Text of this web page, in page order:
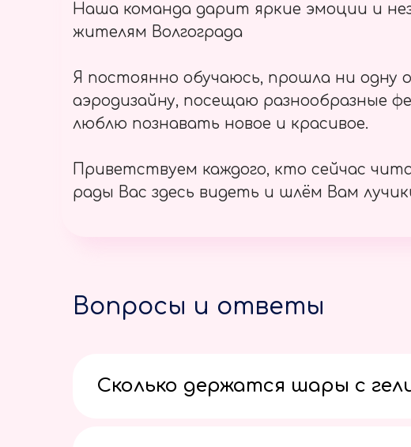
Наша команда дарит яркие эмоции и
жителям Волгограда
Я постоянно обучаюсь, прошла ни одну
аэродизайну, посещаю разнообразные
люблю познавать новое и красивое.
Приветствуем каждого, кто сейчас
рады Вас здесь видеть и шлём Вам
Вопросы и ответы
Сколько держатся шары с